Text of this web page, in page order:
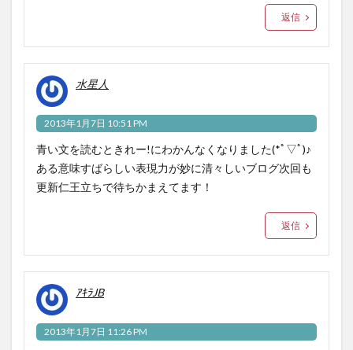
返信
水星人
2013年1月7日 10:51 PM
青い文を読むときれー!にわかんなくなりました(*ﾟ▽ﾟ)♪
ある意味すばらしい表現力が妙に清々しいブログ次回も
更新仁王立ちで待ちかまえてます！
返信
ｱｷﾗJB
2013年1月7日 11:26 PM